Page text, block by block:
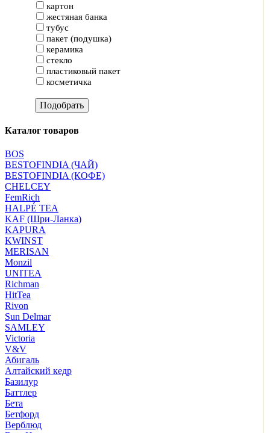
картон
жестяная банка
тубус
пакет (подушка)
керамика
стекло
пластиковый пакет
косметичка
Каталог товаров
BOS
BESTOFINDIA (ЧАЙ)
BESTOFINDIA (КОФЕ)
CHELCEY
FemRich
HALPÉ TEA
KAF (Шри-Ланка)
KAPURA
KWINST
MERISAN
Monzil
UNITEA
Richman
HitTea
Rivon
Sun Delmar
SAMLEY
Victoria
V&V
Абигаль
Алтайский кедр
Базилур
Баттлер
Бета
Бетфорд
Верблюд